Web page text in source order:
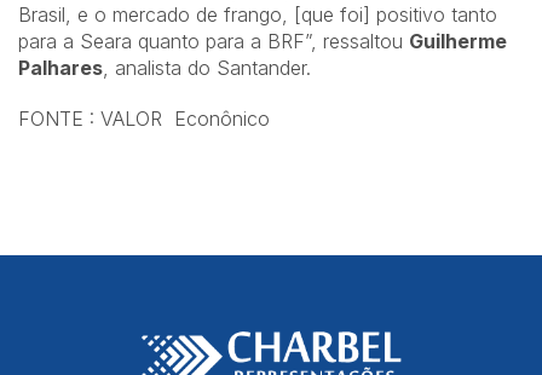
Brasil, e o mercado de frango, [que foi] positivo tanto
para a Seara quanto para a BRF”, ressaltou Guilherme
Palhares, analista do Santander.
FONTE : VALOR Econônico